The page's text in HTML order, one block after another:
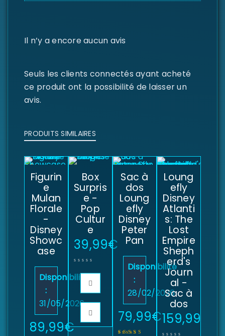
Il n’y a encore aucun avis
Seuls les clients connectés ayant acheté
ce produit ont la possibilité de laisser un
avis.
PRODUITS SIMILAIRES
Figurin
e
Mulan
Florale
-
Disney
Showc
ase
Disponibilité
:
31/05/2026
89,99€
Box
Surpris
e -
Pop
Cultur
e
39,99€
Sac à
dos
Loung
efly
Disney
Peter
Pan
Disponibilité
:
28/02/2026
79,99€
Loung
efly
Disney
Atlanti
s: The
Lost
Empire
Sheph
erd's
Journ
al -
Sac à
dos
159,99